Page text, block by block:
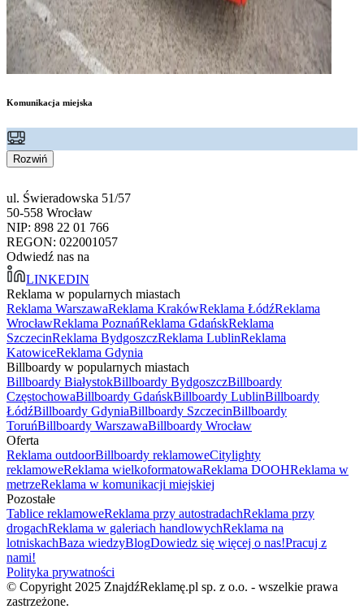
Komunikacja miejska
Rozwiń
ul. Świeradowska 51/57
50-558 Wrocław
NIP: 898 22 01 766
REGON: 022001057
Odwiedź nas na
LINKEDIN
Reklama w popularnych miastach
Reklama WarszawaReklama KrakówReklama ŁódźReklama
WrocławReklama PoznańReklama GdańskReklama
SzczecinReklama BydgoszczReklama LublinReklama
KatowiceReklama Gdynia
Billboardy w popularnych miastach
Billboardy BiałystokBillboardy BydgoszczBillboardy
CzęstochowaBillboardy GdańskBillboardy LublinBillboardy
ŁódźBillboardy GdyniaBillboardy SzczecinBillboardy
ToruńBillboardy WarszawaBillboardy Wrocław
Oferta
Reklama outdoorBillboardy reklamoweCitylighty
reklamoweReklama wielkoformatowaReklama DOOHReklama w
metrzeReklama w komunikacji miejskiej
Pozostałe
Tablice reklamoweReklama przy autostradachReklama przy
drogachReklama w galeriach handlowychReklama na
lotniskachBaza wiedzyBlogDowiedz się więcej o nas!Pracuj z
nami!
Polityka prywatności
© Copyright 2025 ZnajdźReklamę.pl sp. z o.o. - wszelkie prawa
zastrzeżone.